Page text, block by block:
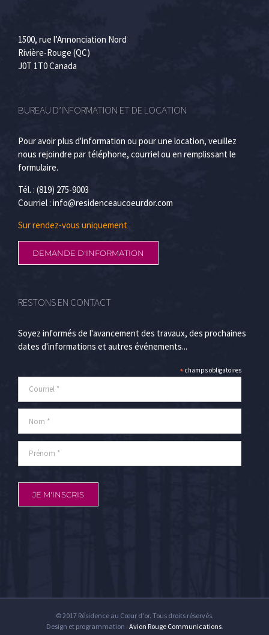
1500, rue l’Annonciation Nord
Rivière-Rouge (QC)
J0T 1T0 Canada
BUREAU D’INFORMATION ET DE LOCATION
Pour avoir plus d'information ou pour une location, veuillez
nous rejoindre par téléphone, courriel ou en remplissant le
formulaire.
Tél. : (819) 275-9003
Courriel : info@residenceaucoeurdor.com
Sur rendez-vous uniquement
DEMANDE D'INFORMATION
RESTONS EN CONTACT
Soyez informés de l'avancement des travaux, des prochaines
dates d'informations et autres événements...
* champs obligatoires
© 2017 Résidence au Cœur d'or. Tous droits réservés.
Design et programmation : Avion Rouge Communications.